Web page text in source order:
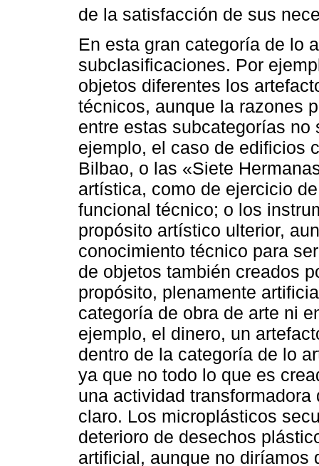
de la satisfacción de sus
En esta gran categoría de lo
subclasificaciones. Por
objetos diferentes los
técnicos, aunque la razones
entre estas subcategorías
ejemplo, el caso de edificios
Bilbao, o las «Siete
artística, como de ejercicio
funcional técnico; o los
propósito artístico ulterior,
conocimiento técnico para
de objetos también creados
propósito, plenamente
categoría de obra de arte ni
ejemplo, el dinero, un
dentro de la categoría de lo
ya que no todo lo que es
una actividad
claro. Los microplásticos
deterioro de desechos
artificial, aunque no diríamos